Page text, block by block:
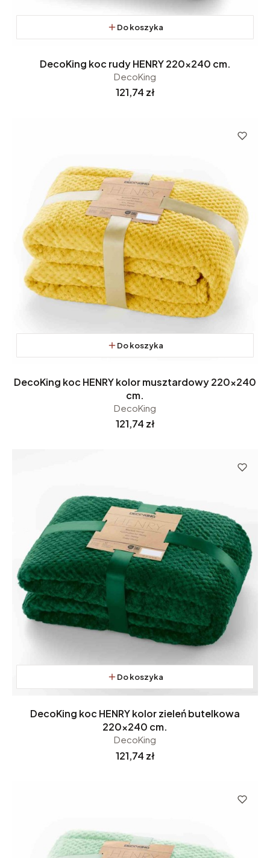
Do koszyka
DecoKing koc rudy HENRY 220x240 cm.
DecoKing
Cena
121,74 zł
Do koszyka
DecoKing koc HENRY kolor musztardowy 220x240
cm.
DecoKing
Cena
121,74 zł
Do koszyka
DecoKing koc HENRY kolor zieleń butelkowa
220x240 cm.
DecoKing
Cena
121,74 zł